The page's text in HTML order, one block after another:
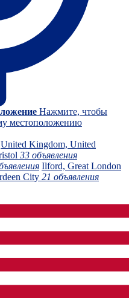
Нажмите, чтобы
местоположению
United Kingdom, United
33 объявления
Ilford, Great London
City 21 объявления